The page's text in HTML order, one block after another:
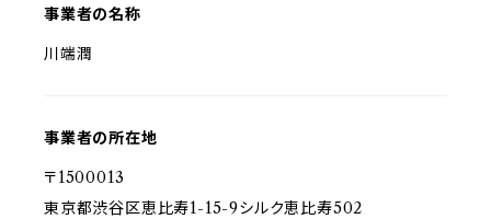
事業者の名称
川端潤
事業者の所在地
〒1500013
東京都渋谷区恵比寿1-15-9シルク恵比寿502